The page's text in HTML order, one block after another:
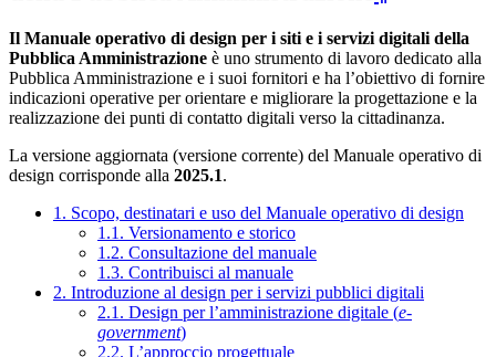
Il Manuale operativo di design per i siti e i servizi digitali della
Pubblica Amministrazione è uno strumento di lavoro dedicato alla
Pubblica Amministrazione e i suoi fornitori e ha l’obiettivo di fornire
indicazioni operative per orientare e migliorare la progettazione e la
realizzazione dei punti di contatto digitali verso la cittadinanza.
La versione aggiornata (versione corrente) del Manuale operativo di
design corrisponde alla 2025.1.
1. Scopo, destinatari e uso del Manuale operativo di design
1.1. Versionamento e storico
1.2. Consultazione del manuale
1.3. Contribuisci al manuale
2. Introduzione al design per i servizi pubblici digitali
2.1. Design per l’amministrazione digitale (e-
government)
2.2. L’approccio progettuale